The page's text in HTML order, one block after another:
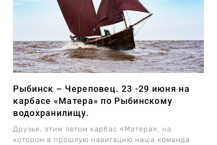
Рыбинск – Череповец. 23 -29 июня на
карбасе «Матера» по Рыбинскому
водохранилищу.
Друзья, этим летом карбас «Матера», на
котором в прошлую навигацию наша команда